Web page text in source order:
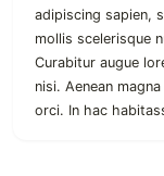
adipiscing sapien,
mollis scelerisque
Curabitur augue
nisi. Aenean
orci. In hac